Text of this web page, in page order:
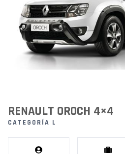
RENAULT OROCH 4×4
CATEGORÍA L